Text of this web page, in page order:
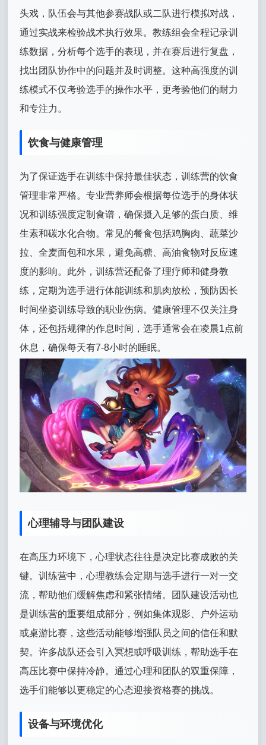
头戏，队伍会与其他参赛战队或二队进行模拟对战，
通过实战来检验战术执行效果。教练组会全程记录训
练数据，分析每个选手的表现，并在赛后进行复盘，
找出团队协作中的问题并及时调整。这种高强度的训
练模式不仅考验选手的操作水平，更考验他们的耐力
和专注力。
饮食与健康管理
为了保证选手在训练中保持最佳状态，训练营的饮食
管理非常严格。专业营养师会根据每位选手的身体状
况和训练强度定制食谱，确保摄入足够的蛋白质、维
生素和碳水化合物。常见的餐食包括鸡胸肉、蔬菜沙
拉、全麦面包和水果，避免高糖、高油食物对反应速
度的影响。此外，训练营还配备了理疗师和健身教
练，定期为选手进行体能训练和肌肉放松，预防因长
时间坐姿训练导致的职业伤病。健康管理不仅关注身
体，还包括规律的作息时间，选手通常会在凌晨1点前
休息，确保每天有7-8小时的睡眠。
心理辅导与团队建设
在高压力环境下，心理状态往往是决定比赛成败的关
键。训练营中，心理教练会定期与选手进行一对一交
流，帮助他们缓解焦虑和紧张情绪。团队建设活动也
是训练营的重要组成部分，例如集体观影、户外运动
或桌游比赛，这些活动能够增强队员之间的信任和默
契。许多战队还会引入冥想或呼吸训练，帮助选手在
高压比赛中保持冷静。通过心理和团队的双重保障，
选手们能够以更稳定的心态迎接资格赛的挑战。
设备与环境优化